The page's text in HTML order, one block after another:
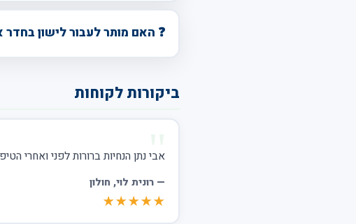
❓ האם מותר לעבור לישון
ביקורות לקוחות
אבי נתן הנחיות ברורות לפני ואחרי
—רונית לוי, חולון
★★★★★